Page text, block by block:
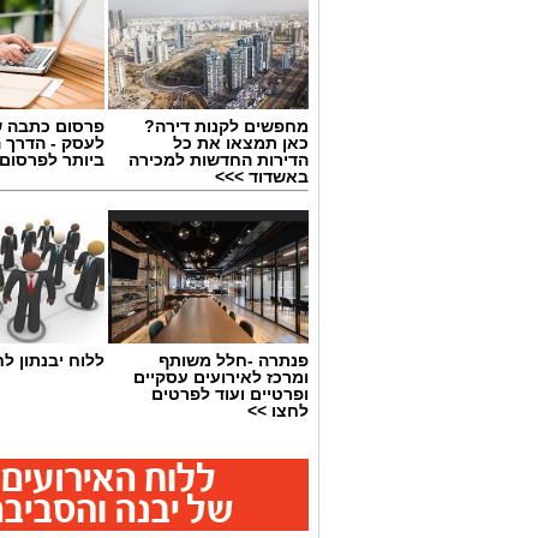
צילום: מתוך עמוד הפייסבוק הרשמי של
במהלך המפגש התקיימה שיחה על קידום
השחקנים, הרחבת שיתופי הפעולה
הישראלי, שיתף מניסיונו העשיר
קידום הענף בעיר ובקרב מאות הילדים
מחפשים לקנות דירה?
כאן תמצאו את כל
הדירות החדשות למכירה
באשדוד >>>
פרסום כתבה
לעסק - הדרך
ביותר
פנתרה -חלל משותף
ומרכז לאירועים עסקיים
ופרטיים ועוד לפרטים
לחצו >>
ללוח יבנתון